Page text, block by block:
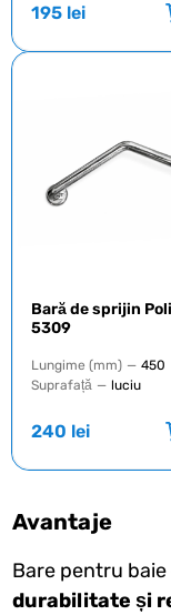
195 lei
Bară de sprijin
5309
Lungime (mm) — 450
Suprafață — luciu
240 lei
Avantaje
Bare pentru
durabilitate și